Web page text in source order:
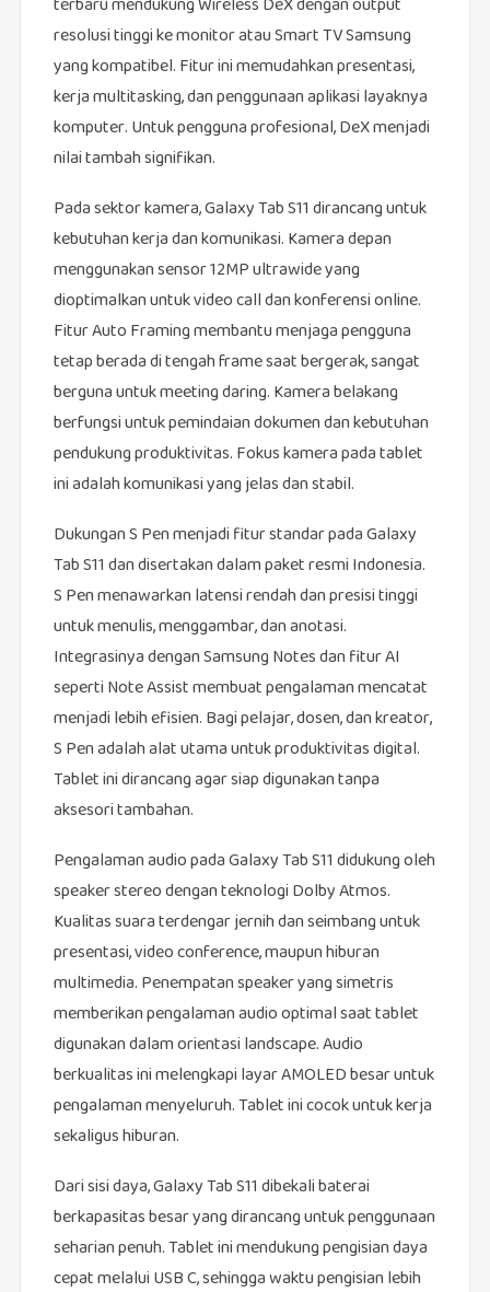
terbaru mendukung Wireless DeX dengan output
resolusi tinggi ke monitor atau Smart TV Samsung
yang kompatibel. Fitur ini memudahkan presentasi,
kerja multitasking, dan penggunaan aplikasi layaknya
komputer. Untuk pengguna profesional, DeX menjadi
nilai tambah signifikan.
Pada sektor kamera, Galaxy Tab S11 dirancang untuk
kebutuhan kerja dan komunikasi. Kamera depan
menggunakan sensor 12MP ultrawide yang
dioptimalkan untuk video call dan konferensi online.
Fitur Auto Framing membantu menjaga pengguna
tetap berada di tengah frame saat bergerak, sangat
berguna untuk meeting daring. Kamera belakang
berfungsi untuk pemindaian dokumen dan kebutuhan
pendukung produktivitas. Fokus kamera pada tablet
ini adalah komunikasi yang jelas dan stabil.
Dukungan S Pen menjadi fitur standar pada Galaxy
Tab S11 dan disertakan dalam paket resmi Indonesia.
S Pen menawarkan latensi rendah dan presisi tinggi
untuk menulis, menggambar, dan anotasi.
Integrasinya dengan Samsung Notes dan fitur AI
seperti Note Assist membuat pengalaman mencatat
menjadi lebih efisien. Bagi pelajar, dosen, dan kreator,
S Pen adalah alat utama untuk produktivitas digital.
Tablet ini dirancang agar siap digunakan tanpa
aksesori tambahan.
Pengalaman audio pada Galaxy Tab S11 didukung oleh
speaker stereo dengan teknologi Dolby Atmos.
Kualitas suara terdengar jernih dan seimbang untuk
presentasi, video conference, maupun hiburan
multimedia. Penempatan speaker yang simetris
memberikan pengalaman audio optimal saat tablet
digunakan dalam orientasi landscape. Audio
berkualitas ini melengkapi layar AMOLED besar untuk
pengalaman menyeluruh. Tablet ini cocok untuk kerja
sekaligus hiburan.
Dari sisi daya, Galaxy Tab S11 dibekali baterai
berkapasitas besar yang dirancang untuk penggunaan
seharian penuh. Tablet ini mendukung pengisian daya
cepat melalui USB C, sehingga waktu pengisian lebih